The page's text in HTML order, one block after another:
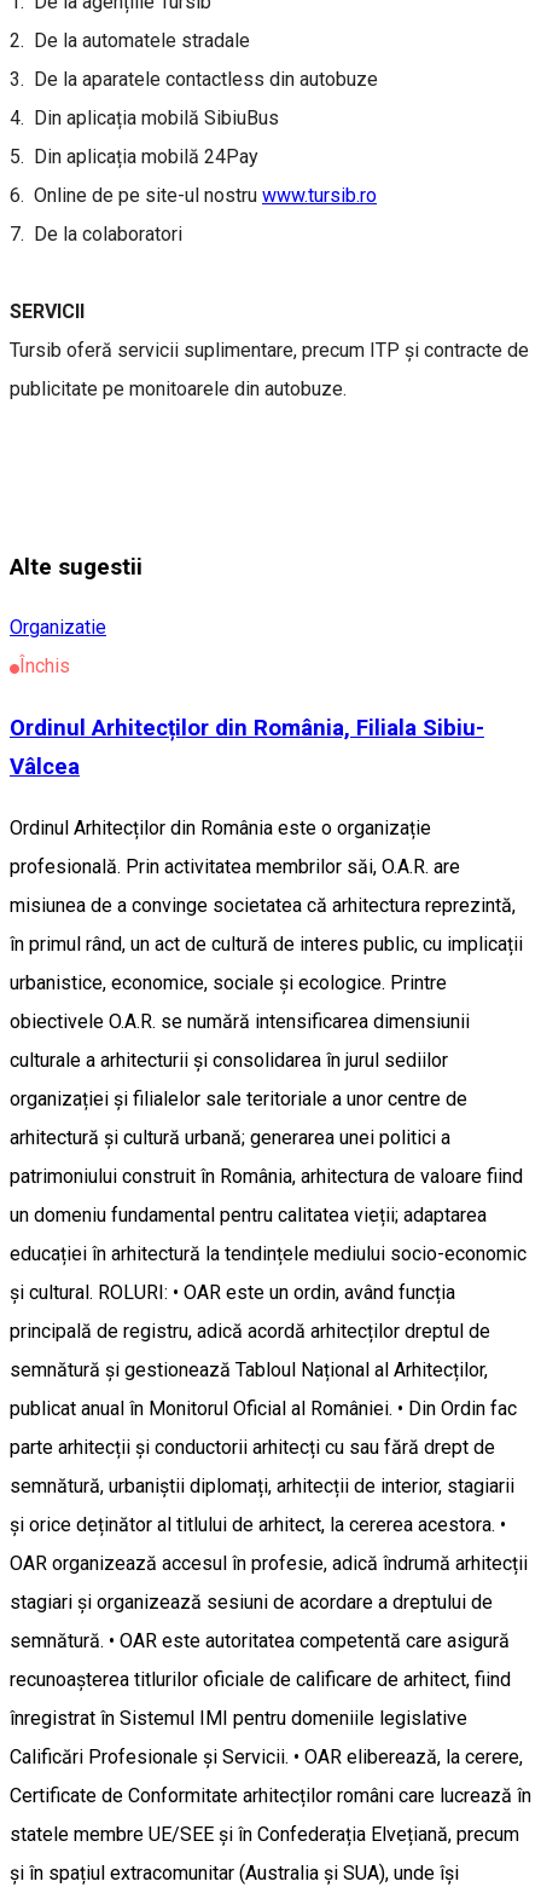
2. De la automatele stradale
3. De la aparatele contactless din autobuze
4. Din aplicația mobilă SibiuBus
5. Din aplicația mobilă 24Pay
6. Online de pe site-ul nostru www.tursib.ro
7. De la colaboratori
SERVICII
Tursib oferă servicii suplimentare, precum ITP și contracte de
publicitate pe monitoarele din autobuze.
Alte sugestii
Organizatie
Închis
Ordinul Arhitecților din România, Filiala Sibiu-
Vâlcea
Ordinul Arhitecților din România este o organizație
profesională. Prin activitatea membrilor săi, O.A.R. are
misiunea de a convinge societatea că arhitectura reprezintă,
în primul rând, un act de cultură de interes public, cu implicații
urbanistice, economice, sociale și ecologice. Printre
obiectivele O.A.R. se numără intensificarea dimensiunii
culturale a arhitecturii și consolidarea în jurul sediilor
organizației și filialelor sale teritoriale a unor centre de
arhitectură și cultură urbană; generarea unei politici a
patrimoniului construit în România, arhitectura de valoare fiind
un domeniu fundamental pentru calitatea vieții; adaptarea
educației în arhitectură la tendințele mediului socio-economic
și cultural. ROLURI: • OAR este un ordin, având funcția
principală de registru, adică acordă arhitecților dreptul de
semnătură și gestionează Tabloul Național al Arhitecților,
publicat anual în Monitorul Oficial al României. • Din Ordin fac
parte arhitecții și conductorii arhitecți cu sau fără drept de
semnătură, urbaniștii diplomați, arhitecții de interior, stagiarii
și orice deținător al titlului de arhitect, la cererea acestora. •
OAR organizează accesul în profesie, adică îndrumă arhitecții
stagiari și organizează sesiuni de acordare a dreptului de
semnătură. • OAR este autoritatea competentă care asigură
recunoașterea titlurilor oficiale de calificare de arhitect, fiind
înregistrat în Sistemul IMI pentru domeniile legislative
Calificări Profesionale și Servicii. • OAR eliberează, la cerere,
Certificate de Conformitate arhitecților români care lucrează în
statele membre UE/SEE și în Confederația Elvețiană, precum
și în spațiul extracomunitar (Australia și SUA), unde își